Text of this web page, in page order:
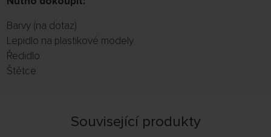
Barvy (na dotaz)
Lepidlo na plastikové modely
Ředidlo
Štětce
Související produkty